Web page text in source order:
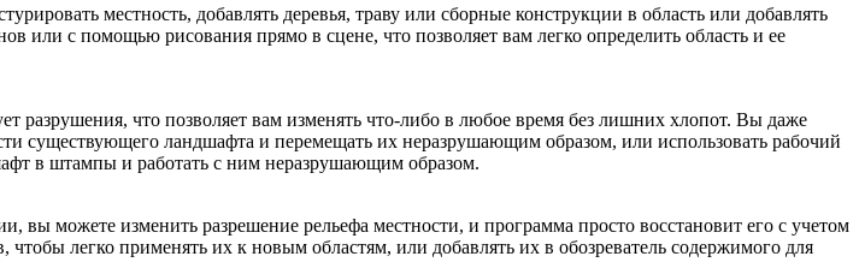
местность, добавлять деревья, траву или сборные конструкции в область или добавлять
или с помощью рисования прямо в сцене, что позволяет вам легко определить область и ее
разрушения, что позволяет вам изменять что-либо в любое время без лишних хлопот. Вы даже
существующего ландшафта и перемещать их неразрушающим образом, или использовать рабочий
в штампы и работать с ним неразрушающим образом.
вы можете изменить разрешение рельефа местности, и программа просто восстановит его с учетом
легко применять их к новым областям, или добавлять их в обозреватель содержимого для